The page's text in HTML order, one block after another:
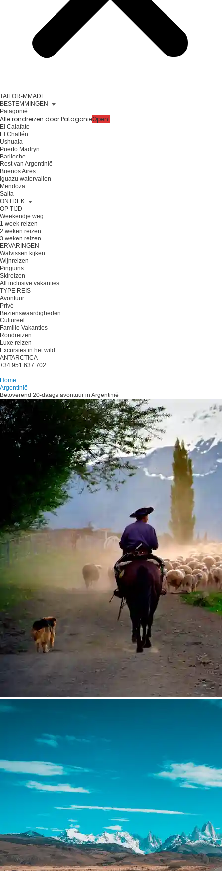
TAILOR-MMADE
BESTEMMINGEN
Patagonië
Alle rondreizen door PatagoniëOpen!
El Calafate
El Chaltén
Ushuaia
Puerto Madryn
Bariloche
Rest van Argentinië
Buenos Aires
Iguazu watervallen
Mendoza
Salta
ONTDEK
OP TIJD
Weekendje weg
1 week reizen
2 weken reizen
3 weken reizen
ERVARINGEN
Walvissen kijken
Wijnreizen
Pinguïns
Skireizen
All inclusive vakanties
TYPE REIS
Avontuur
Privé
Bezienswaardigheden
Cultureel
Familie Vakanties
Rondreizen
Luxe reizen
Excursies in het wild
ANTARCTICA
+34 951 637 702
Home
Argentinië
Betoverend 20-daags avontuur in Argentinië